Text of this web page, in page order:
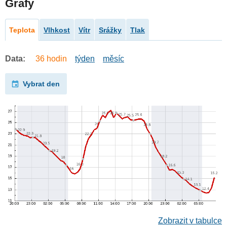
Grafy
Teplota Vlhkost Vítr Srážky Tlak
Data: 36 hodin týden měsíc
Vybrat den
Zobrazit v tabulce